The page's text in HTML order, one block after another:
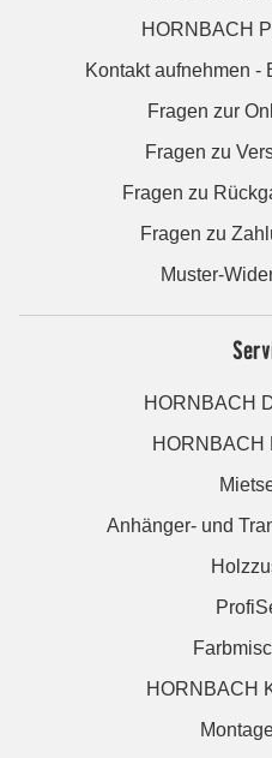
HORNBACH
Kontakt aufnehmen -
Fragen zur
Fragen zu
Fragen zu
Fragen zu
Muster-
HORNBACH
HORNBACH
Anhänger- und
HORNBACH